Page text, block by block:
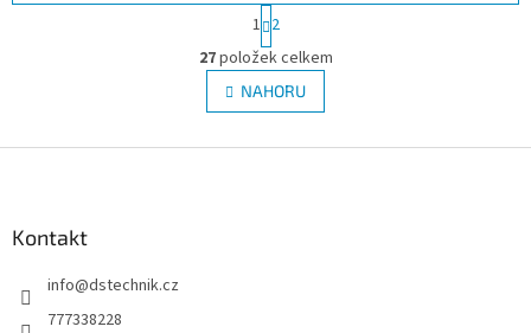
O
v
l
á
S
t
r
á
n
k
v
1 2
27položek celkem
NAHORU
Kontakt
info@dstechnik.cz
777338228